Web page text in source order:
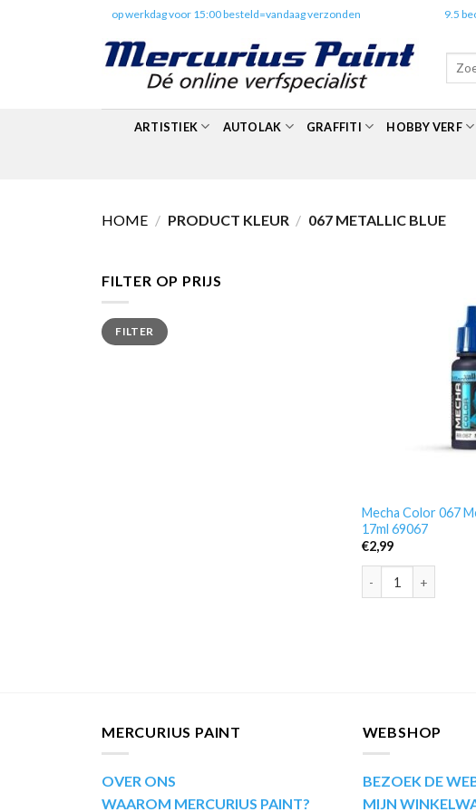
op werkdag voor 15:00 besteld=vandaag verzonden 9.5
ARTISTIEK AUTOLAK GRAFFITI HOBBY VERF
HOME / PRODUCT KLEUR / 067 METALLIC BLUE
FILTER OP PRIJS
Min.
prijs
Max.
prijsFILTER
Mecha Color 067
17ml 69067
€2,99
Mecha Color 067
MERCURIUS PAINT
OVER ONS
WAAROM MERCURIUS PAINT?
WEBSHOP
BEZOEK DE
MIJN